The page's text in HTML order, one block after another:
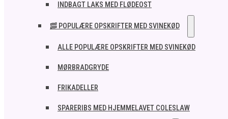
INDBAGT LAKS MED FLØDEOST
🥓 POPULÆRE OPSKRIFTER MED SVINEKØD
ALLE POPULÆRE OPSKRIFTER MED SVINEKØD
MØRBRADGRYDE
FRIKADELLER
SPARERIBS MED HJEMMELAVET COLESLAW